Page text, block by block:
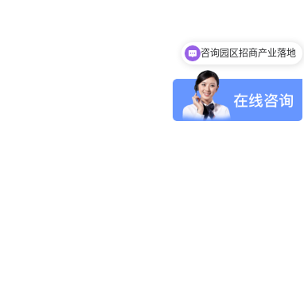
咨询园区招商产业落地